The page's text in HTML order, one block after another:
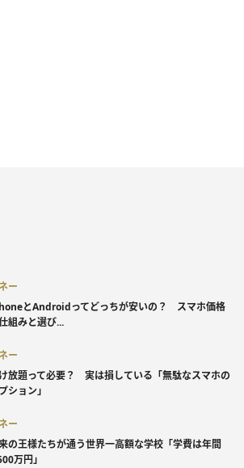
ー
とAndroidってどっちが安いの？ スマホ価格
組みと選び...
ー
放題って必要？ 実は損している「無駄なスマホの
ション」
ー
の王様たちが通う世界一高額な学校「学費は年間
万円」